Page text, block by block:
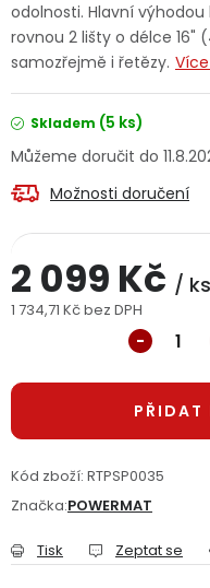
Jaký je aktuální stav
Servis nářadí
Reklamační formulář
Obchodní podmínky
odolnosti. Hlavní
rovnou 2 lišty o délce
samozřejmě i řetězy.
Skladem (5 ks)
Možnosti doručení
2 099 Kč / ks
1 734,71 Kč bez DPH
PŘIDAT
Kód zboží: RTPSP0035
Značka:POWERMAT
Tisk Zeptat se